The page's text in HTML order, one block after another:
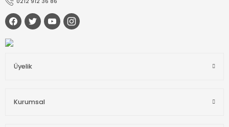
Üyelik
Kurumsal